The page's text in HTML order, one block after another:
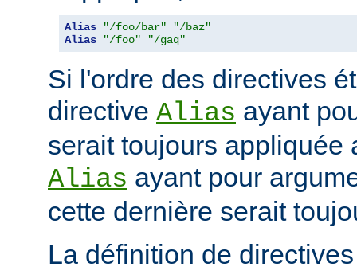
Alias "/foo/bar"
"/baz"
Alias
"/foo" "/gaq"
Si l'ordre des directives
directive Alias ayant
serait toujours appliquée
Alias ayant pour
cette dernière serait
La définition de